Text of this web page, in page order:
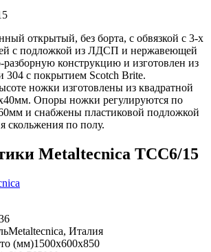
открытый, без борта, с обвязкой с 3-х
с подложкой из ЛДСП и нержавеющей
разборную конструкцию и изготовлен из
304 с покрытием Scotch Brite.
ножки изготовлены из квадратной
Опоры ножки регулируются по
и снабжены пластиковой подложкой
скольжения по полу.
Metaltecnica TCC6/15
Metaltecnica, Италия
(мм)1500x600x850